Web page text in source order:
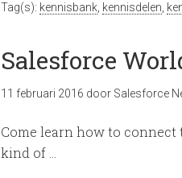
Tag(s): kennisbank kennisdelen
Salesforce
11 februari 2016 door Salesforce
Come learn how to connect
kind of …